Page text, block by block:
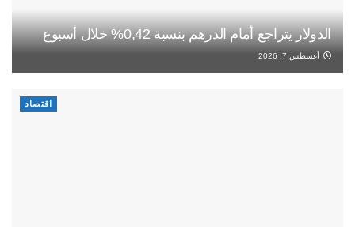
الدولار يتراجع أمام الدرهم بنسبة 0,42% خلال أسبوع
أغسطس 7, 2026
اقتصاد